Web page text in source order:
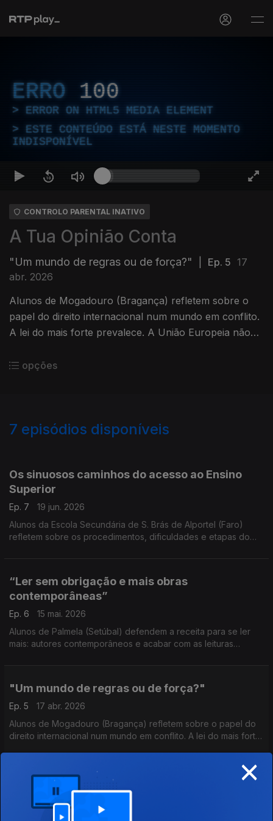
ERRO 100
ERROR ON HTML5 MEDIA ELEMENT
ESTE CONTEÚDO ESTÁ NESTE MOMENTO
INDISPONÍVEL
CONTROLO PARENTAL INATIVO
A Tua Opinião Conta
"Um mundo de regras ou de força?" Ep. 5 17
abr. 2026
Alunos de Mogadouro (Bragança) refletem sobre o
papel do direito internacional num mundo em conflito.
A lei do mais forte prevalece. A União Europeia não
opções
7 episódios disponíveis
Os sinuosos caminhos do acesso ao Ensino
Superior
Ep. 7
19 jun. 2026
Alunos da Escola Secundária de S. Brás de Alportel (Faro)
refletem sobre os procedimentos, dificuldades e etapas do
“Ler sem obrigação e mais obras
contemporâneas”
Ep. 6
15 mai. 2026
Alunos de Palmela (Setúbal) defendem a receita para se ler
mais: autores contemporâneos e acabar com as leituras
"Um mundo de regras ou de força?"
Ep. 5
17 abr. 2026
Alunos de Mogadouro (Bragança) refletem sobre o papel do
direito internacional num mundo em conflito. A lei do mais forte
"Não estamos preparados para as alterações
climáticas"
20 mar. 2026
×